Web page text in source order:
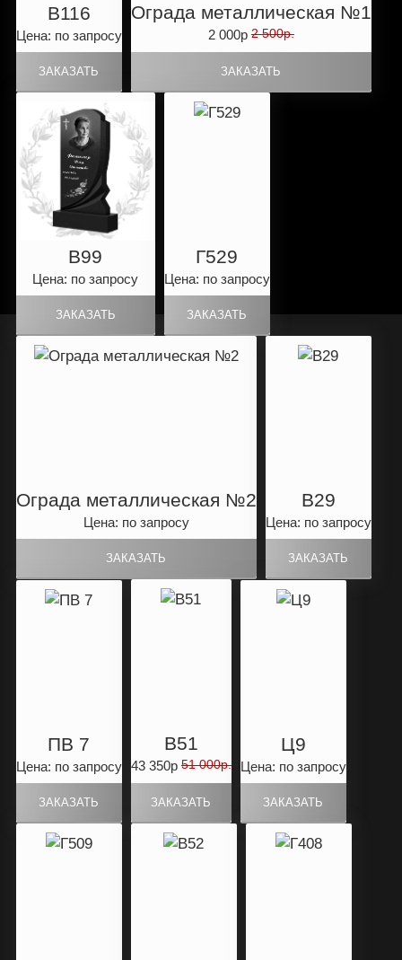
B116
Цена: по запросу
Ограда металлическая №1
2 000р 2 500р.
B99
Цена: по запросу
Г529
Цена: по запросу
Ограда металлическая №2
Цена: по запросу
B29
Цена: по запросу
ПВ 7
Цена: по запросу
B51
43 350р 51 000р.
Ц9
Цена: по запросу